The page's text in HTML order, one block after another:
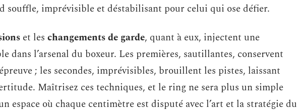
souffle, imprévisible et déstabilisant pour celui qui ose défier.
et les changements de garde, quant à eux, injectent une
dans l’arsenal du boxeur. Les premières, sautillantes, conservent
; les secondes, imprévisibles, brouillent les pistes, laissant
Maîtrisez ces techniques, et le ring ne sera plus un simple
espace où chaque centimètre est disputé avec l’art et la stratégie du